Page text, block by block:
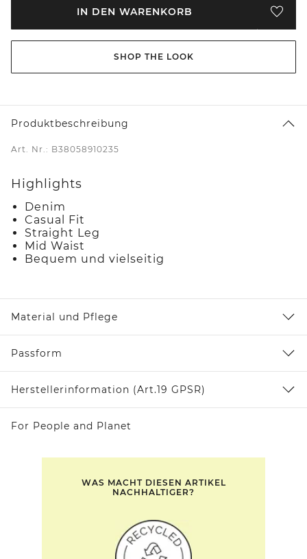
IN DEN WARENKORB
SHOP THE LOOK
Produktbeschreibung
Art. Nr.: B38058910235
Highlights
Denim
Casual Fit
Straight Leg
Mid Waist
Bequem und vielseitig
Material und Pflege
Passform
Herstellerinformation (Art.19 GPSR)
For People and Planet
WAS MACHT DIESEN ARTIKEL
NACHHALTIGER?